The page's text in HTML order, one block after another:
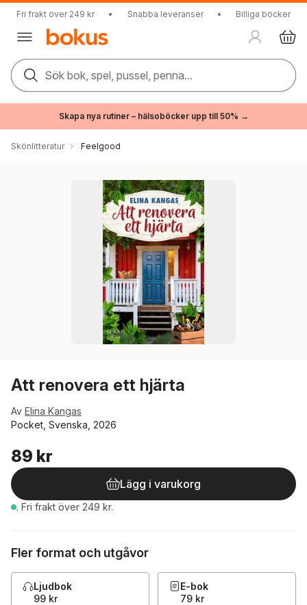
Fri frakt över 249 kr • Snabba leveranser • Billiga böcker
Sök bok, spel, pussel, penna...
Skapa nya rutiner – hälsoböcker upp till 50% →
Skönlitteratur Feelgood
Att renovera ett hjärta
Av Elina Kangas
Pocket, Svenska, 2026
89 kr
Lägg i varukorg
. Fri frakt över 249 kr.
Fler format och utgåvor
Ljudbok
99 kr
E-bok
79 kr